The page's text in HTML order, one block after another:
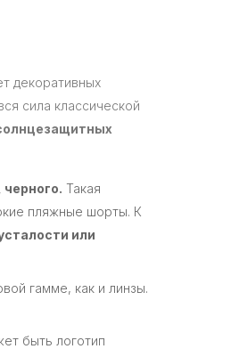
декоративных
сила классической
Такая
пляжные шорты. К
или
гамме, как и линзы.
быть логотип